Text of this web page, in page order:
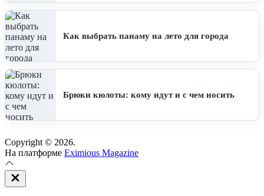
Как выбрать панаму на лето для города
Брюки кюлоты: кому идут и с чем носить
Copyright © 2026.
На платформе Eximious Magazine
Закрыть
вне